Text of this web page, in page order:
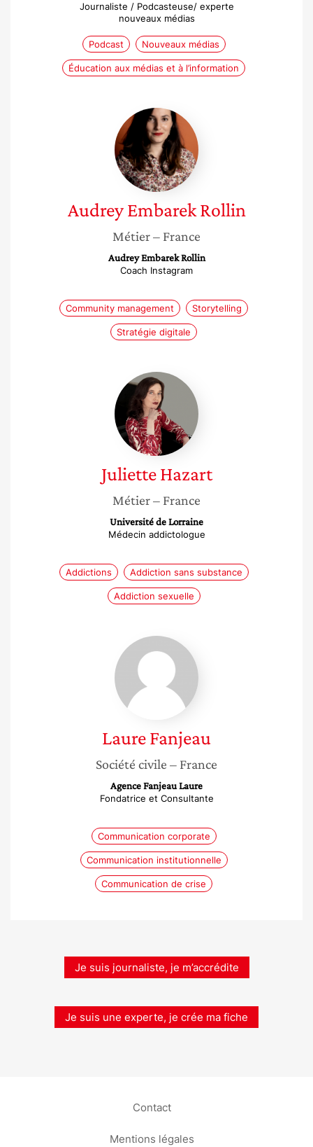
Journaliste / Podcasteuse/ experte
nouveaux médias
Podcast Nouveaux médias
Éducation aux médias et à l’information
Audrey
Embarek
Rollin
Audrey Embarek Rollin
Métier– France
Audrey Embarek Rollin
Coach Instagram
Community management Storytelling
Stratégie digitale
Juliette
Hazart
Juliette Hazart
Métier– France
Université de Lorraine
Médecin addictologue
Addictions Addiction sans substance
Addiction sexuelle
Laure
Fanjeau
LaureFanjeau
Société civile – France
Agence Fanjeau Laure
Fondatrice et Consultante
Communication corporate
Communication institutionnelle
Communication de crise
Je suis journaliste, je m’accrédite
Je suis une experte, je crée ma fiche
Contact
Mentions légales